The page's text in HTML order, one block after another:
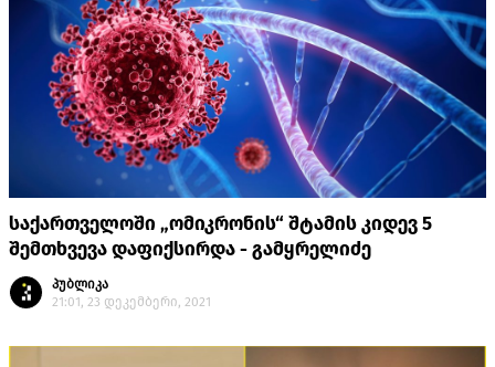
საქართველოში „ომიკრონის“ შტამის კიდევ 5
შემთხვევა დაფიქსირდა - გამყრელიძე
პუბლიკა
21:01, 23 დეკემბერი, 2021